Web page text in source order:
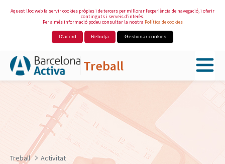
Aquest lloc web fa servir cookies pròpies i de tercers per millorar l’experiència de navegació, i oferir
continguts i serveis d’interès.
Per a més informació podeu consultar la nostra Política de cookies
D'acord Rebutja Gestionar cookies
Treball
Salta al contingut principal
Treball Activitat